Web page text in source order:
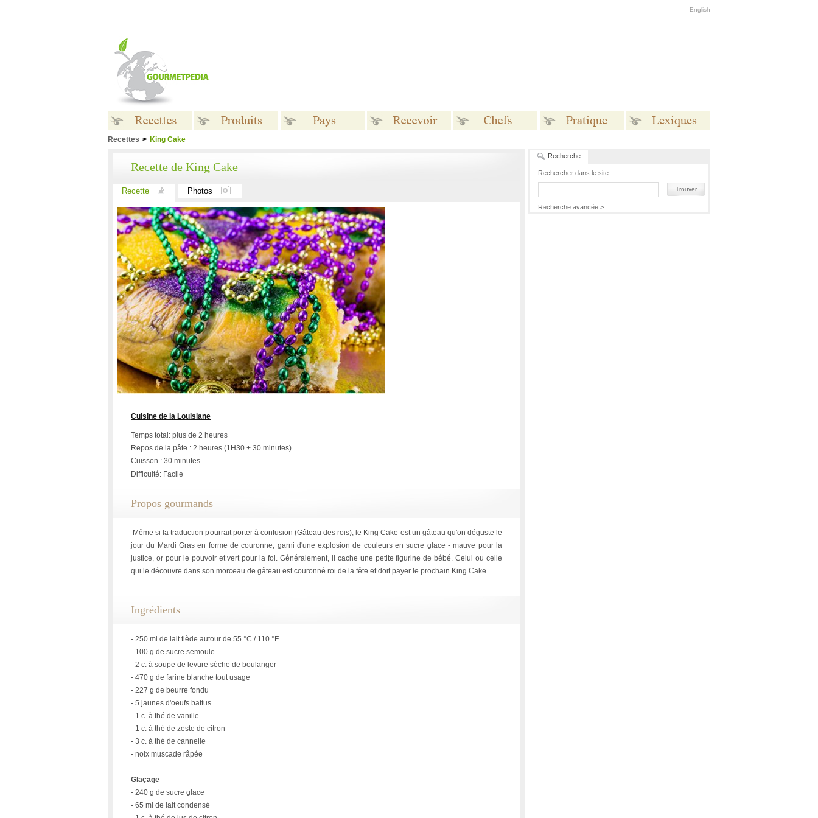
English
Recettes > King Cake
Recette de King Cake
Recette Photos
Cuisine de la Louisiane
Temps total: plus de 2 heures
Repos de la pâte : 2 heures (1H30 + 30 minutes)
Cuisson : 30 minutes
Difficulté: Facile
Propos gourmands
Même si la traduction pourrait porter à confusion (Gâteau des rois), le King Cake est un gâteau qu'on déguste le
jour du Mardi Gras en forme de couronne, garni d'une explosion de couleurs en sucre glace - mauve pour la
justice, or pour le pouvoir et vert pour la foi. Généralement, il cache une petite figurine de bébé. Celui ou celle
qui le découvre dans son morceau de gâteau est couronné roi de la fête et doit payer le prochain King Cake.
Ingrédients
- 250 ml de lait tiède autour de 55 °C / 110 °F
- 100 g de sucre semoule
- 2 c. à soupe de levure sèche de boulanger
- 470 g de farine blanche tout usage
- 227 g de beurre fondu
- 5 jaunes d'oeufs battus
- 1 c. à thé de vanille
- 1 c. à thé de zeste de citron
- 3 c. à thé de cannelle
- noix muscade râpée
Glaçage
- 240 g de sucre glace
- 65 ml de lait condensé
Recherche
Rechercher dans le site
Trouver
Recherche avancée >
Recettes Produits Pratique